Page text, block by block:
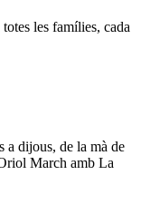
les famílies, cada
a dijous, de la mà de
March amb La